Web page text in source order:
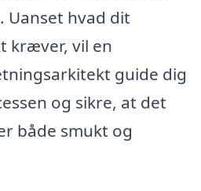
Uanset hvad dit
kræver, vil en
guide dig
og sikre, at det
både smukt og